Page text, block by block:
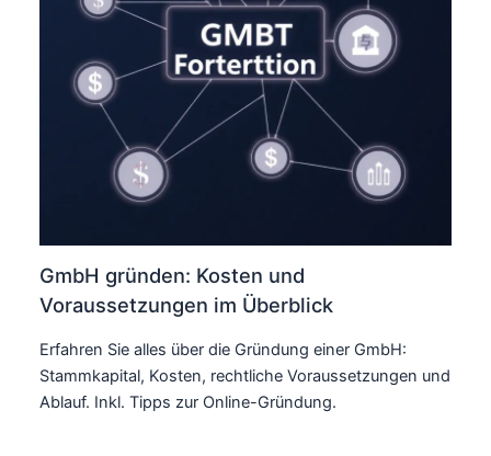
GmbH gründen: Kosten und
Voraussetzungen im Überblick
Erfahren Sie alles über die Gründung einer GmbH:
Stammkapital, Kosten, rechtliche Voraussetzungen und
Ablauf. Inkl. Tipps zur Online-Gründung.